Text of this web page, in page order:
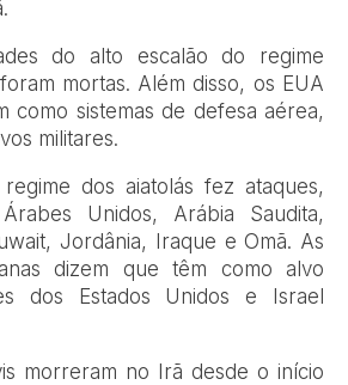
do alto escalão do regime
mortas. Além disso, os EUA
como sistemas de defesa aérea,
militares.
dos aiatolás fez ataques,
Unidos, Arábia Saudita,
Jordânia, Iraque e Omã. As
dizem que têm como alvo
dos Estados Unidos e Israel
morreram no Irã desde o início